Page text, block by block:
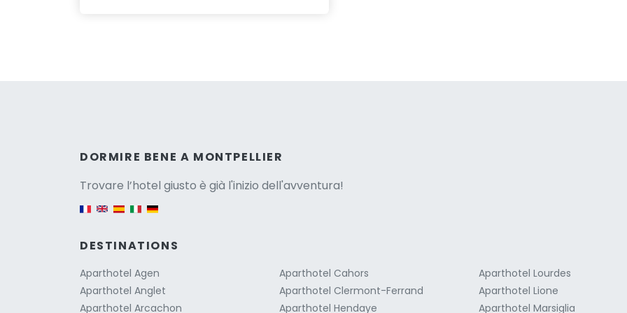
DORMIRE BENE A MONTPELLIER
Trovare l’hotel giusto è già l'inizio dell'avventura!
Versione
DESTINATIONS
Aparthotel Agen
Aparthotel Anglet
Aparthotel Arcachon
Aparthotel Cahors
Aparthotel Clermont-Ferrand
Aparthotel Hendaye
Aparthotel Lourdes
Aparthotel Lione
Aparthotel Marsiglia